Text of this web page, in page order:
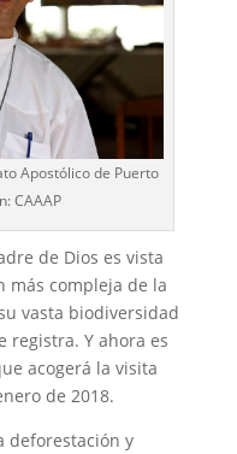
Apostólico de Puerto
CAAAP
de Dios es vista
más compleja de la
vasta biodiversidad
registra. Y ahora es
acogerá la visita
de 2018.
deforestación y